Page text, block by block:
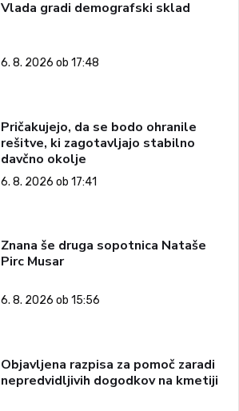
Vlada gradi demografski sklad
6. 8. 2026 ob 17:48
Pričakujejo, da se bodo ohranile
rešitve, ki zagotavljajo stabilno
davčno okolje
6. 8. 2026 ob 17:41
Znana še druga sopotnica Nataše
Pirc Musar
6. 8. 2026 ob 15:56
Objavljena razpisa za pomoč zaradi
nepredvidljivih dogodkov na kmetiji